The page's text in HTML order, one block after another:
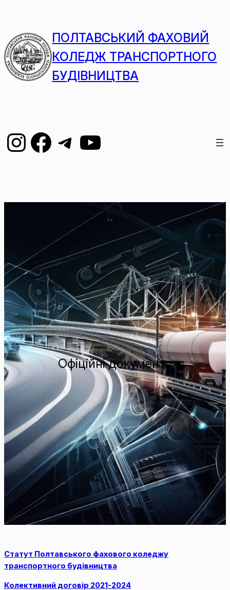
ПОЛТАВСЬКИЙ ФАХОВИЙ
КОЛЕДЖ ТРАНСПОРТНОГО
БУДІВНИЦТВА
Офіційні документи
Статут Полтавського фахового коледжу
транспортного будівництва
Колективний договір 2021-2024